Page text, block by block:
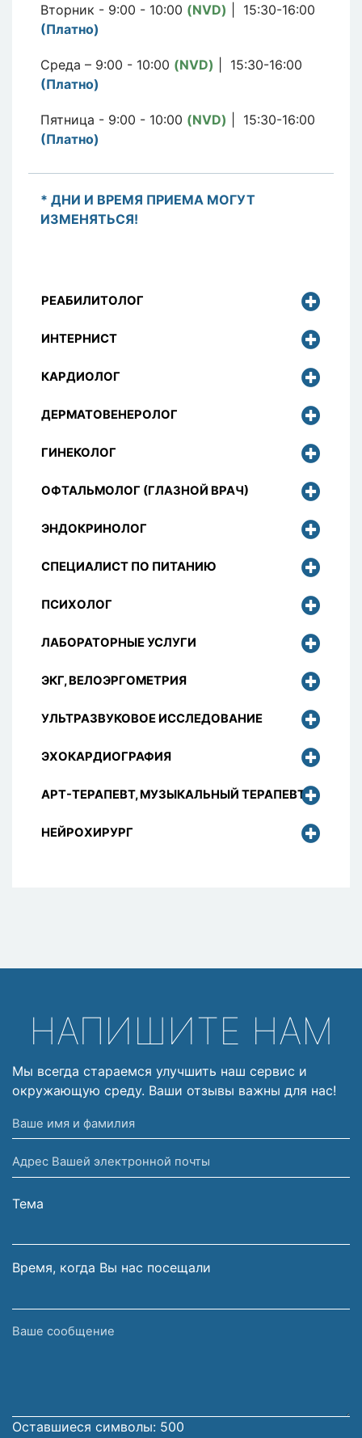
Вторник - 9:00 - 10:00 (NVD) | 15:30-16:00
(Платно)
Среда – 9:00 - 10:00 (NVD) | 15:30-16:00
(Платно)
Пятница - 9:00 - 10:00 (NVD) | 15:30-16:00
(Платно)
* ДНИ И ВРЕМЯ ПРИЕМА МОГУТ
ИЗМЕНЯТЬСЯ!
РЕАБИЛИТОЛОГ
ИНТЕРНИСТ
КАРДИОЛОГ
ДЕРМАТОВЕНЕРОЛОГ
ГИНЕКОЛОГ
ОФТАЛЬМОЛОГ (ГЛАЗНОЙ ВРАЧ)
ЭНДОКРИНОЛОГ
СПЕЦИАЛИСТ ПО ПИТАНИЮ
ПСИХОЛОГ
ЛАБОРАТОРНЫЕ УСЛУГИ
ЭКГ, ВЕЛОЭРГОМЕТРИЯ
УЛЬТРАЗВУКОВОЕ ИССЛЕДОВАНИЕ
ЭХОКАРДИОГРАФИЯ
АРТ-ТЕРАПЕВТ, МУЗЫКАЛЬНЫЙ ТЕРАПЕВТ
НЕЙРОХИРУРГ
НАПИШИТЕ НАМ
Мы всегда стараемся улучшить наш сервис и
окружающую среду. Ваши отзывы важны для нас!
Ваше
имя
и
фамилия
Адрес
Вашей
электронной
Тема
Время, когда Вы нас посещали
Ваше
Оставшиеся символы: 500